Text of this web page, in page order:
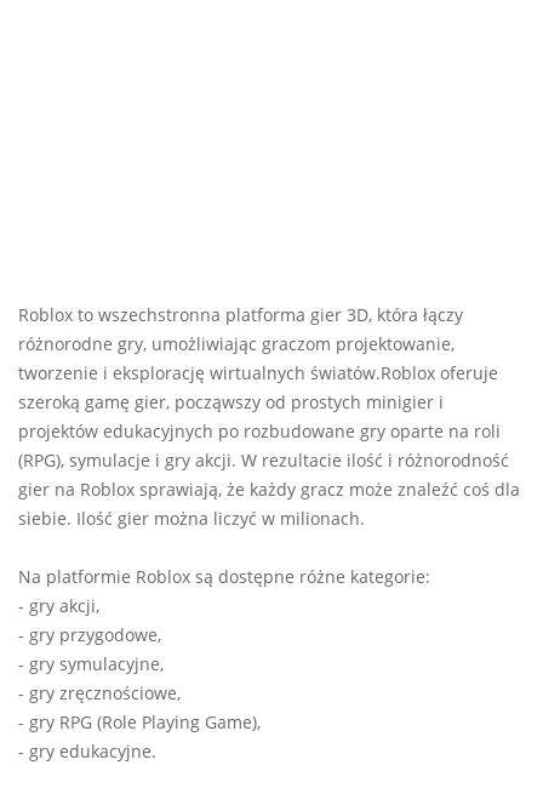
Roblox to wszechstronna platforma gier 3D, która łączy
różnorodne gry, umożliwiając graczom projektowanie,
tworzenie i eksplorację wirtualnych światów.Roblox oferuje
szeroką gamę gier, począwszy od prostych minigier i
projektów edukacyjnych po rozbudowane gry oparte na roli
(RPG), symulacje i gry akcji. W rezultacie ilość i różnorodność
gier na Roblox sprawiają, że każdy gracz może znaleźć coś dla
siebie. Ilość gier można liczyć w milionach.
Na platformie Roblox są dostępne różne kategorie:
- gry akcji,
- gry przygodowe,
- gry symulacyjne,
- gry zręcznościowe,
- gry RPG (Role Playing Game),
- gry edukacyjne.